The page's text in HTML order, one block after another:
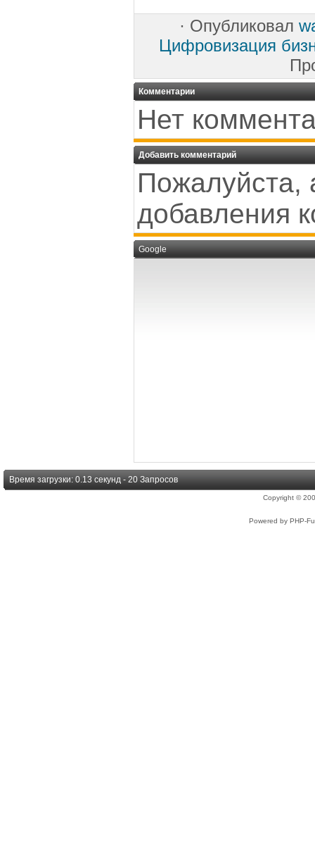
· Опубликовал
Цифровизация
Комментарии
Нет
Добавить комментарий
Пожалуйста,
добавления
Google
Время загрузки: 0.13 секунд - 20 Запросов
Copyright ©
Powered by PHP-